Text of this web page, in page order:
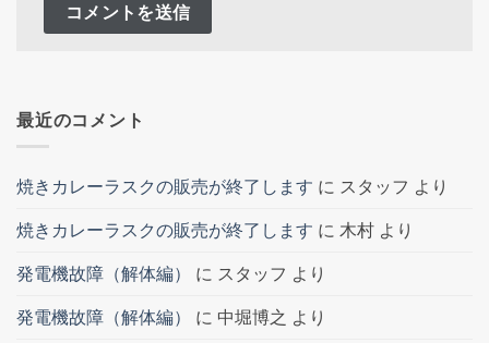
最近のコメント
焼きカレーラスクの販売が終了します に スタッフ より
焼きカレーラスクの販売が終了します に 木村 より
発電機故障（解体編） に スタッフ より
発電機故障（解体編） に 中堀博之 より